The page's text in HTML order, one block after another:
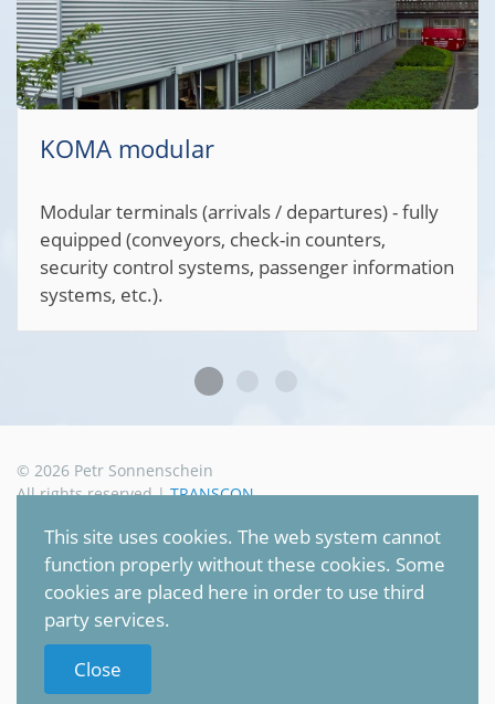
KOMA modular
Modular terminals (arrivals / departures) - fully
equipped (conveyors, check-in counters,
security control systems, passenger information
systems, etc.).
© 2026 Petr Sonnenschein
All rights reserved |TRANSCON
Privacy policy (GDPR)
This site uses cookies. The web system cannot
function properly without these cookies. Some
cookies are placed here in order to use third
party services.
Close